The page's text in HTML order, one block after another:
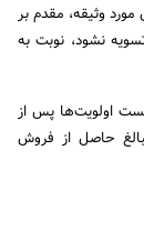
وثیقه، مقدم بر
نشود، نوبت به
اولویت‌ها پس از
حاصل از فروش